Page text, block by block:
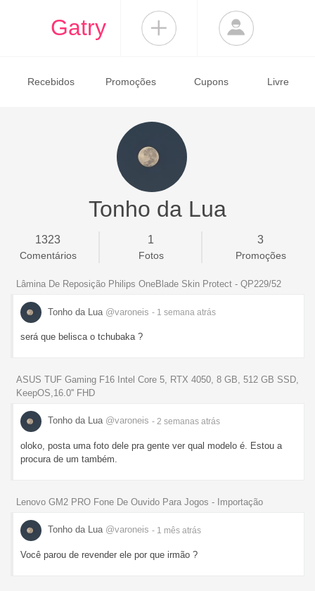
Gatry
Recebidos Promoções Cupons Livre
Tonho da Lua
1323
Comentários
1
Fotos
3
Promoções
Lâmina De Reposição Philips OneBlade Skin Protect - QP229/52
Tonho da Lua @varoneis - 1 semana atrás
será que belisca o tchubaka ?
ASUS TUF Gaming F16 Intel Core 5, RTX 4050, 8 GB, 512 GB SSD,
KeepOS,16.0'' FHD
Tonho da Lua @varoneis - 2 semanas atrás
oloko, posta uma foto dele pra gente ver qual modelo é. Estou a
procura de um também.
Lenovo GM2 PRO Fone De Ouvido Para Jogos - Importação
Tonho da Lua @varoneis - 1 mês atrás
Você parou de revender ele por que irmão ?